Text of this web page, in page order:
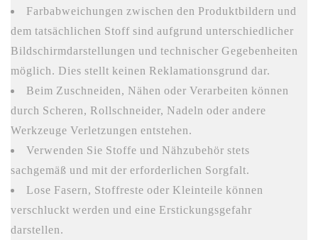
Farbabweichungen zwischen den Produktbildern und
dem tatsächlichen Stoff sind aufgrund unterschiedlicher
Bildschirmdarstellungen und technischer Gegebenheiten
möglich. Dies stellt keinen Reklamationsgrund dar.
Beim Zuschneiden, Nähen oder Verarbeiten können
durch Scheren, Rollschneider, Nadeln oder andere
Werkzeuge Verletzungen entstehen.
Verwenden Sie Stoffe und Nähzubehör stets
sachgemäß und mit der erforderlichen Sorgfalt.
Lose Fasern, Stoffreste oder Kleinteile können
verschluckt werden und eine Erstickungsgefahr
darstellen.